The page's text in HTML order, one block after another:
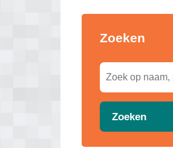
Zoeken
Zoeken